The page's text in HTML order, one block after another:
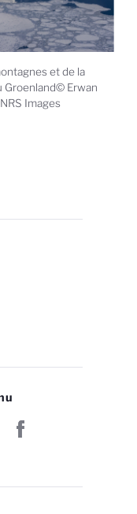
et de la
Groenland© Erwan
Images